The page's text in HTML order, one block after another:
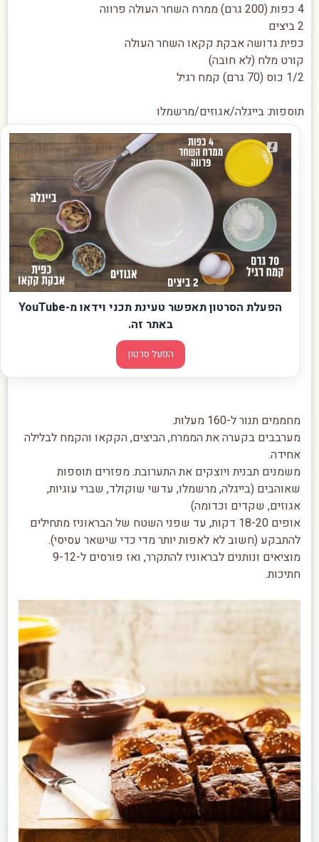
הפעלת הסרטון תאפשר טעינת תכני וידאו מ-YouTube
באתר זה.
הפעל סרטון
מחממים תנור ל-160 מעלות.
מערבבים בקערה את הממרח, הביצים, הקקאו והקמח לבלילה
אחידה.
משמנים תבנית ויוצקים את התערובת. מפזרים תוספות
שאוהבים (בייגלה, מרשמלו, עדשי שוקולד, שברי עוגיות,
אגוזים, שקדים וכדומה)
אופים 18-20 דקות, עד שפני השטח של הבראוניז מתחילים
להתבקע (חשוב לא לאפות יותר מדי כדי שישאר עסיסי).
מוציאים ונותנים לבראוניז להתקרר, ואז פורסים ל-9-12
חתיכות.
4 כפות (200 גרם) ממרח השחר העולה פרווה
2 ביצים
כפית גדושה אבקת קקאו השחר העולה
קורט מלח (לא חובה)
1/2 כוס (70 גרם) קמח רגיל
תוספות: בייגלה/אגוזים/מרשמלו